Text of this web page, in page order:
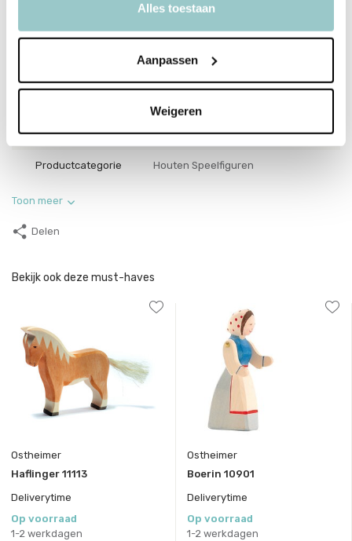
Alles toestaan
Aanpassen
Weigeren
Productspecificaties
4035198100054
Collectie Familie
Productcategorie Houten Speelfiguren
Toon meer
Delen
Bekijk ook deze must-haves
Ostheimer
Haflinger 11113
Deliverytime
Op voorraad
1-2 werkdagen
Ostheimer
Boerin 10901
Deliverytime
Op voorraad
1-2 werkdagen